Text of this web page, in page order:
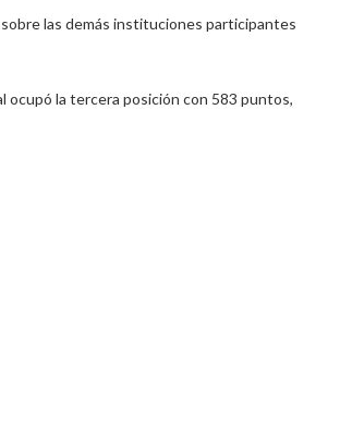
las demás instituciones participantes
ocupó la tercera posición con 583 puntos,